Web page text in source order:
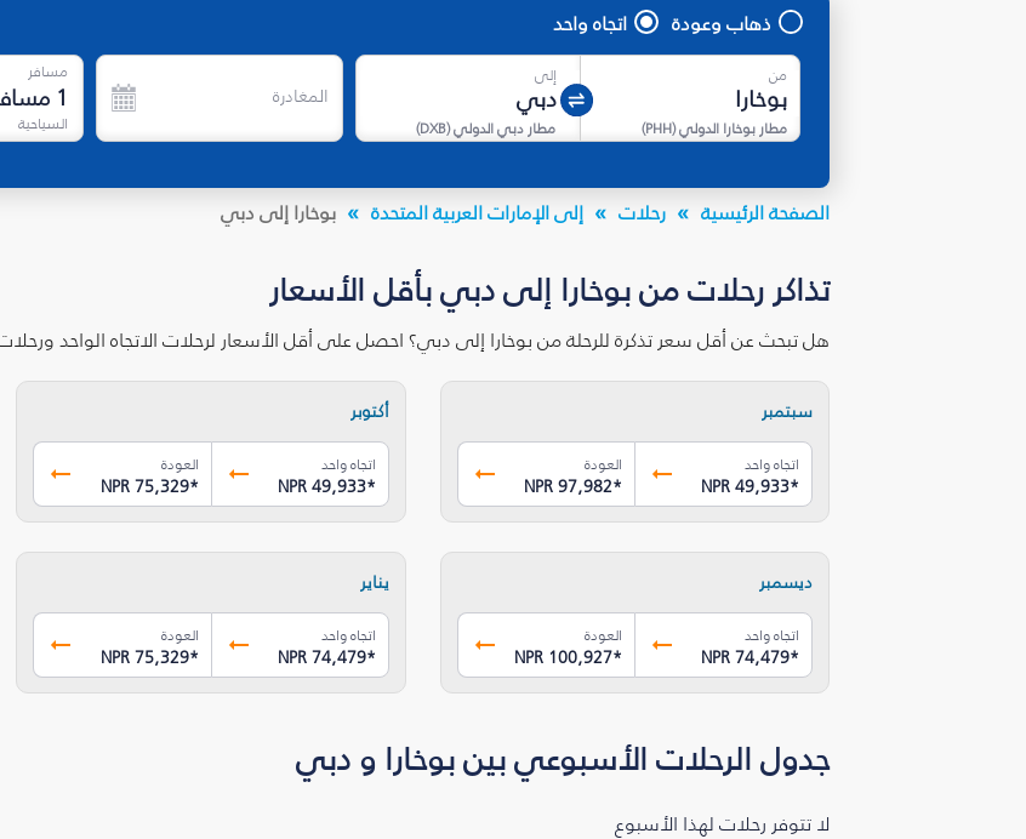
ذهاب وعودة اتجاه واحد
من
مطار بوخارا الدولي(
PHH
)
إلى
مطار دبي الدولي(
DXB
)
المغادرة
مسافر
1
السياحية
الصفحة الرئيسية رحلات إلى الإمارات العربية المتحدة بوخارا إلى دبي
تذاكر رحلات من بوخارا إلى دبي بأقل الأسعار
هل تبحث عن أقل سعر تذكرة للرحلة من بوخارا إلى دبي؟ احصل على أقل الأسعار لرحلات الاتجاه الواحد
سبتمبر
اتجاه واحد
NPR 49,933*
العودة
NPR 97,982*
أكتوبر
اتجاه واحد
NPR 49,933*
العودة
NPR 75,329*
ديسمبر
اتجاه واحد
NPR 74,479*
العودة
NPR 100,927*
يناير
اتجاه واحد
NPR 74,479*
العودة
NPR 75,329*
جدول الرحلات الأسبوعي بين بوخارا و دبي
لا تتوفر رحلات لهذا الأسبوع